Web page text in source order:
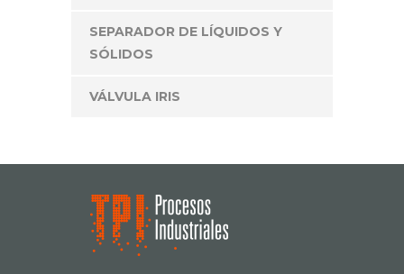
SEPARADOR DE LÍQUIDOS Y
SÓLIDOS
VÁLVULA IRIS